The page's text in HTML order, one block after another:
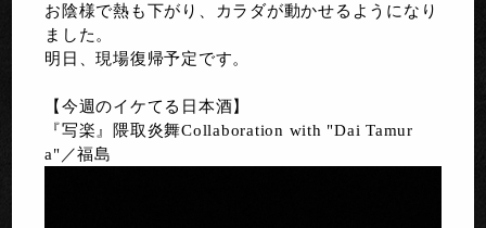
お陰様で熱も下がり、カラダが動かせるようになり
ました。
明日、現場復帰予定です。
【今週のイケてる日本酒】
『写楽』隈取炎舞Collaboration with "Dai Tamur
a"／福島